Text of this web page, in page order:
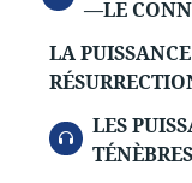
—LE
LA
AUDIO
LES
TÉNÈBRES